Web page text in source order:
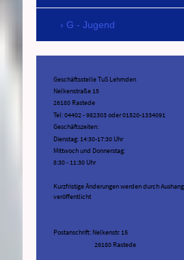
G - Jugend
Geschäftsstelle TuS Lehmden
Nelkenstraße 15
26180 Rastede
Tel: 04402 - 982303 oder 01520-1334091
Geschäftszeiten:
Dienstag: 14:30-17:30 Uhr
Mittwoch und Donnerstag:
8:30 - 11:30 Uhr
Kurzfristige Änderungen werden durch Aushang
veröffentlicht
Postanschrift: Nelkenstr. 15
26180 Rastede